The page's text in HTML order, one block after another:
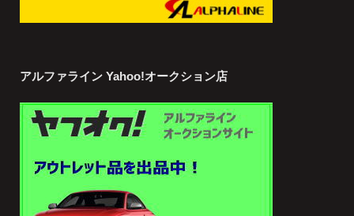
アルファライン Yahoo!オークション店